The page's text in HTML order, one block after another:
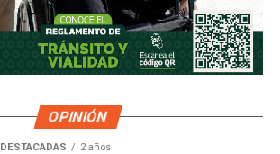
OPINIÓN
DESTACADAS 2 años